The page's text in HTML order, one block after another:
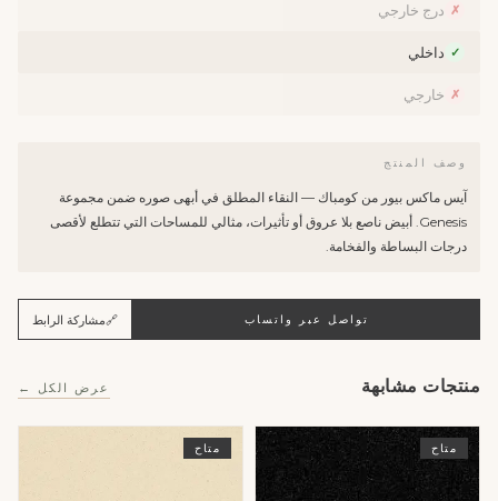
✗ درج خارجي
✓ داخلي
✗ خارجي
وصف المنتج
آيس ماكس بيور من كومباك — النقاء المطلق في أبهى صوره ضمن مجموعة
Genesis. أبيض ناصع بلا عروق أو تأثيرات، مثالي للمساحات التي تتطلع لأقصى
درجات البساطة والفخامة.
تواصل عبر واتساب 🔗مشاركة الرابط
منتجات مشابهة عرض الكل ←
متاح متاح